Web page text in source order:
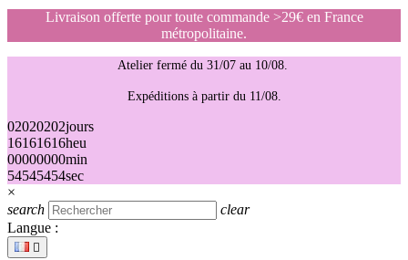
Livraison offerte pour toute commande >29€ en France
métropolitaine.
Atelier fermé du 31/07 au 10/08.
Expéditions à partir du 11/08.
02020202jours
16161616heu
00000000min
54545454sec
×
search
clear
Langue :
